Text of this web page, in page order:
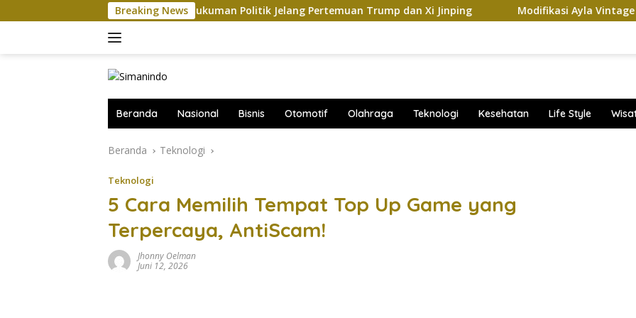
ke
Breaking News
AS-China Saling Balas Hukuman Politik Jelang Pertemuan Trump dan Xi Jinping Modifikasi Ayla Vintage dan Gran Max
Beranda Nasional Bisnis Otomotif Olahraga Teknologi Kesehatan Life Style
Beranda Teknologi
Teknologi
5 Cara Memilih Tempat Top Up Game yang
Terpercaya, AntiScam!
Jhonny Oelman
Juni 12, 2026